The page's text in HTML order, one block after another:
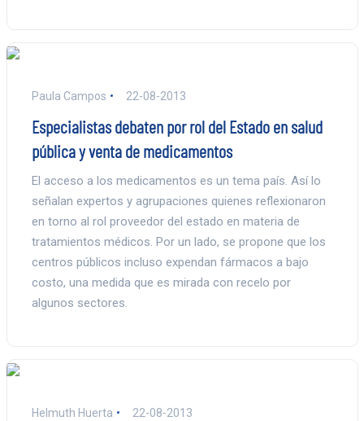
Paula Campos 22-08-2013
Especialistas debaten por rol del Estado en salud
pública y venta de medicamentos
El acceso a los medicamentos es un tema país. Así lo
señalan expertos y agrupaciones quienes reflexionaron
en torno al rol proveedor del estado en materia de
tratamientos médicos. Por un lado, se propone que los
centros públicos incluso expendan fármacos a bajo
costo, una medida que es mirada con recelo por
algunos sectores.
Helmuth Huerta 22-08-2013